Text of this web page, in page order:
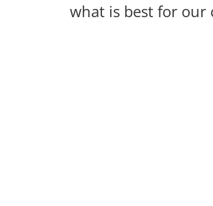
what is best for our